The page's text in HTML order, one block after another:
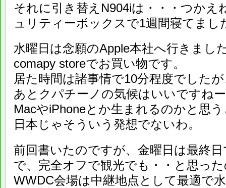
それに引き替えN904iは・・・つかえ
ュリティーボックスで1週間寝てまし
水曜日は念願のApple本社へ行きまし
comapy storeでお買い物です。
居た時間は諸事情で10分程度でした
あとクパチーノの気候はいいですね
MacやiPhoneとか生まれるのかと思
日本じゃそういう発想でないわ。
前回書いたのですが、金曜日は最終
で、完全オフで観光でも・・と思っ
WWDC会場は中継地点として最適で